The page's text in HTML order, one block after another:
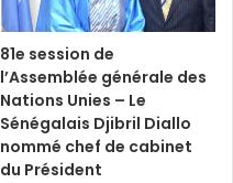
81e session de
l’Assemblée générale des
Nations Unies – Le
Sénégalais Djibril Diallo
nommé chef de cabinet
du Président